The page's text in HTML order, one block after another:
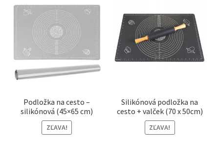
Podložka na cesto –
silikónová (45×65 cm)
ZĽAVA!
Silikónová podložka na
cesto + valček (70 x 50cm)
ZĽAVA!